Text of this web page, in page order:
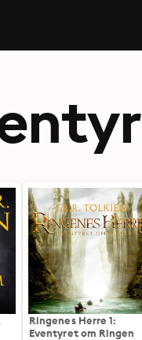
Ringenes Herre 1:
Eventyret om Ringen